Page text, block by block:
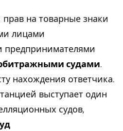
на товарные знаки
лицами
судами.
нахождения ответчика.
выступает один
судов,